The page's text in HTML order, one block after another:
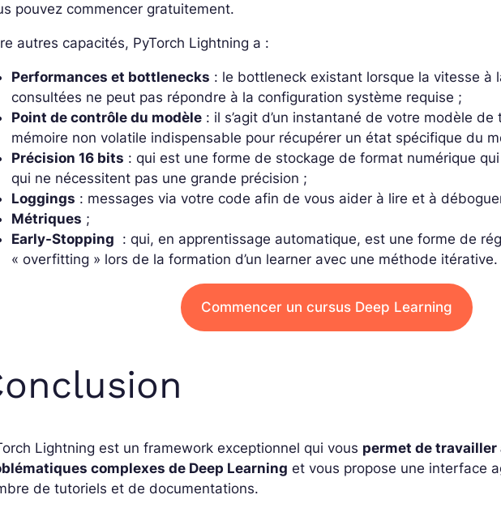
pouvez commencer gratuitement.
autres capacités, PyTorch Lightning a :
Performances et bottlenecks : le bottleneck existant lorsque la vitesse à
consultées ne peut pas répondre à la configuration système requise ;
Point de contrôle du modèle : il s’agit d’un instantané de votre modèle
mémoire non volatile indispensable pour récupérer un état spécifique du
Précision 16 bits : qui est une forme de stockage de format numérique
qui ne nécessitent pas une grande précision ;
Loggings : messages via votre code afin de vous aider à lire et à
Métriques ;
Early-Stopping : qui, en apprentissage automatique, est une forme de
« overfitting » lors de la formation d’un learner avec une méthode itérative.
Commencer un cursus Deep Learning
Lightning est un framework exceptionnel qui vous permet de
complexes de Deep Learning et vous propose une interface
de tutoriels et de documentations.